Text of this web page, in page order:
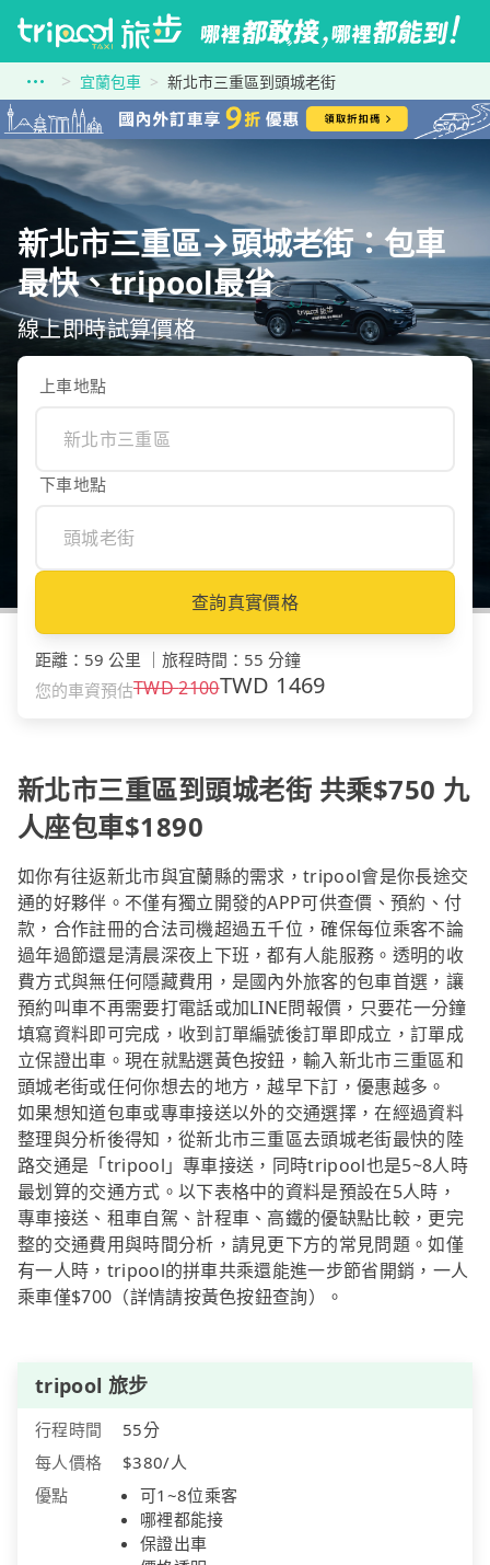
宜蘭包車 新北市三重區到頭城老街
新北市三重區→頭城老街：包車
最快、tripool最省
線上即時試算價格
上車地點
下車地點
查詢真實價格
距離 ： 59 公里 旅程時間 ： 55 分鐘
您的車資預估TWD2100TWD 1469
新北市三重區到頭城老街 共乘$750 九
人座包車$1890
如你有往返新北市與宜蘭縣的需求，tripool會是你長途交
通的好夥伴。不僅有獨立開發的APP可供查價、預約、付
款，合作註冊的合法司機超過五千位，確保每位乘客不論
過年過節還是清晨深夜上下班，都有人能服務。透明的收
費方式與無任何隱藏費用，是國內外旅客的包車首選，讓
預約叫車不再需要打電話或加LINE問報價，只要花一分鐘
填寫資料即可完成，收到訂單編號後訂單即成立，訂單成
立保證出車。現在就點選黃色按鈕，輸入新北市三重區和
頭城老街或任何你想去的地方，越早下訂，優惠越多。
如果想知道包車或專車接送以外的交通選擇，在經過資料
整理與分析後得知，從新北市三重區去頭城老街最快的陸
路交通是「tripool」專車接送，同時tripool也是5~8人時
最划算的交通方式。以下表格中的資料是預設在5人時，
專車接送、租車自駕、計程車、高鐵的優缺點比較，更完
整的交通費用與時間分析，請見更下方的常見問題。如僅
有一人時，tripool的拼車共乘還能進一步節省開銷，一人
乘車僅$700（詳情請按黃色按鈕查詢）。
tripool 旅步
行程時間
55分
每人價格
$380/人
優點
可1~8位乘客
哪裡都能接
保證出車